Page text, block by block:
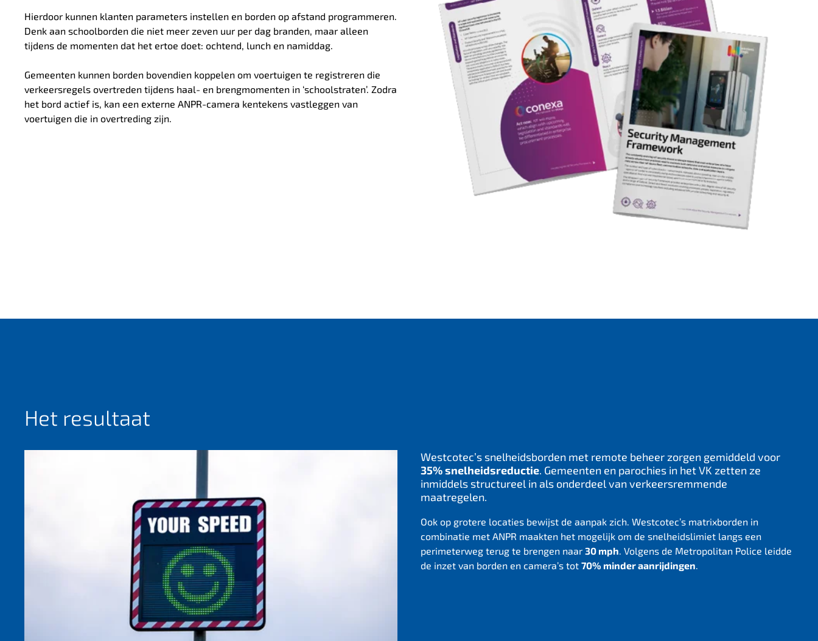
Hierdoor kunnen klanten parameters instellen en borden op afstand programmeren.
Denk aan schoolborden die niet meer zeven uur per dag branden, maar alleen
tijdens de momenten dat het ertoe doet: ochtend, lunch en namiddag.
Gemeenten kunnen borden bovendien koppelen om voertuigen te registreren die
verkeersregels overtreden tijdens haal- en brengmomenten in ‘schoolstraten’. Zodra
het bord actief is, kan een externe ANPR-camera kentekens vastleggen van
voertuigen die in overtreding zijn.
Het resultaat
Westcotec’s snelheidsborden met remote beheer zorgen gemiddeld voor
35% snelheidsreductie. Gemeenten en parochies in het VK zetten ze
inmiddels structureel in als onderdeel van verkeersremmende
maatregelen.
Ook op grotere locaties bewijst de aanpak zich. Westcotec’s matrixborden in
combinatie met ANPR maakten het mogelijk om de snelheidslimiet langs een
perimeterweg terug te brengen naar30 mph. Volgens de Metropolitan Police leidde
de inzet van borden en camera’s tot70% minder aanrijdingen.